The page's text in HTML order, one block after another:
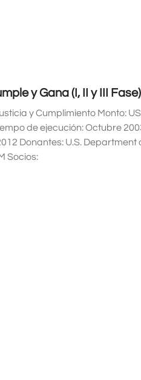
y Gana (I, II y III Fase)
y Cumplimiento Monto:
de ejecución: Octubre
Donantes: U.S. Department
Socios: